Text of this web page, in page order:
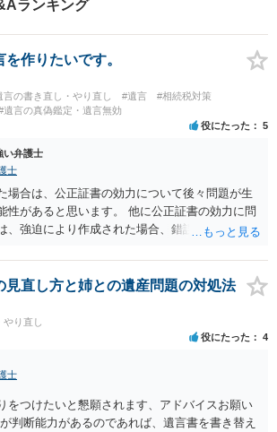
ランキング
作りたいです。
言の書き直し・やり直し #遺言
#相続税対策
遺言の真偽鑑定・遺言無効
役にたった 5
い弁護士
士
場合は、公正証書の効力について後々問題が生
性があると思います。 他に公正証書の効力に問
、強迫により作成された場合、錯誤（勘違い）
依頼する場合は、１０～数十万円程度になるケ
。 報酬体系は、弁護士ごとに異なりますので一
。
見直し方と姉との遺産問題の対処法
やり直し
役にたった 4
士
をつけたいと懇願されます、アドバイスお願い
断能力があるのであれば、遺言書を書き替え